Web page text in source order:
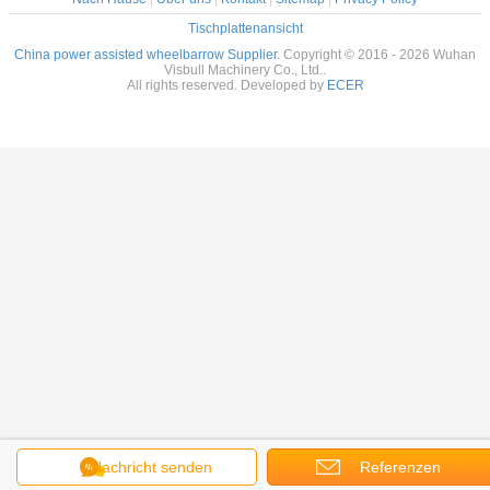
Nachricht senden Referenzen
Tischplattenansicht
China power assisted wheelbarrow Supplier. Copyright © 2016 - 2026 Wuhan
Visbull Machinery Co., Ltd..
All rights reserved. Developed by ECER